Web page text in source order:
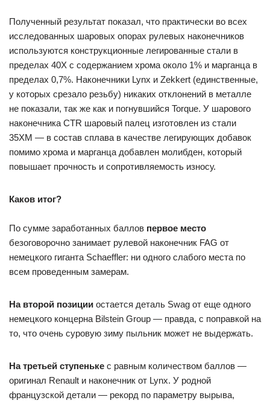
Полученный результат показал, что практически во всех
исследованных шаровых опорах рулевых наконечников
используются конструкционные легированные стали в
пределах 40Х с содержанием хрома около 1% и марганца в
пределах 0,7%. Наконечники Lynx и Zekkert (единственные,
у которых срезало резьбу) никаких отклонений в металле
не показали, так же как и погнувшийся Torque. У шарового
наконечника CTR шаровый палец изготовлен из стали
35ХМ — в состав сплава в качестве легирующих добавок
помимо хрома и марганца добавлен молибден, который
повышает прочность и сопротивляемость износу.
Каков итог?
По сумме заработанных баллов первое место
безоговорочно занимает рулевой наконечник FAG от
немецкого гиганта Schaeffler: ни одного слабого места по
всем проведенным замерам.
На второй позиции остается деталь Swag от еще одного
немецкого концерна Bilstein Group — правда, с поправкой на
то, что очень суровую зиму пыльник может не выдержать.
На третьей ступеньке с равным количеством баллов —
оригинал Renault и наконечник от Lynx. У родной
французской детали — рекорд по параметру вырыва,